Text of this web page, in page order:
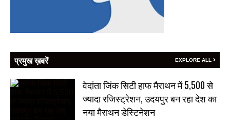
प्रमुख ख़बरें EXPLORE ALL
वेदांता जिंक सिटी हाफ मैराथन में 5,500 से
ज्यादा रजिस्ट्रेशन, उदयपुर बन रहा देश का
नया मैराथन डेस्टिनेशन